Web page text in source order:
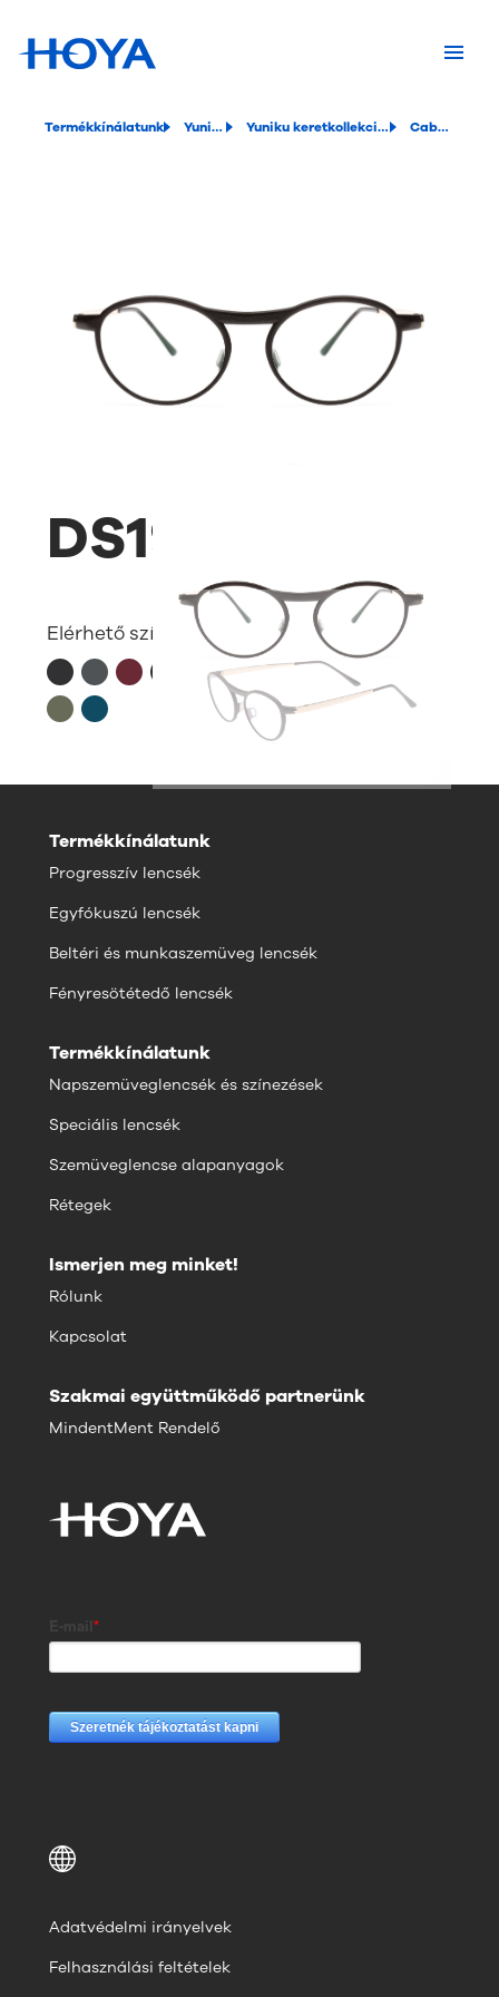
Termékkínálatunk Yuniku Yuniku keretkollekciók Cabrio
DS19Y
Elérhető színek:
Termékkínálatunk
Progresszív lencsék
Egyfókuszú lencsék
Beltéri és munkaszemüveg lencsék
Fényresötétedő lencsék
Termékkínálatunk
Napszemüveglencsék és színezések
Speciális lencsék
Szemüveglencse alapanyagok
Rétegek
Ismerjen meg minket!
Rólunk
Kapcsolat
Szakmai együttműködő partnerünk
MindentMent Rendelő
Adatvédelmi irányelvek
Felhasználási feltételek